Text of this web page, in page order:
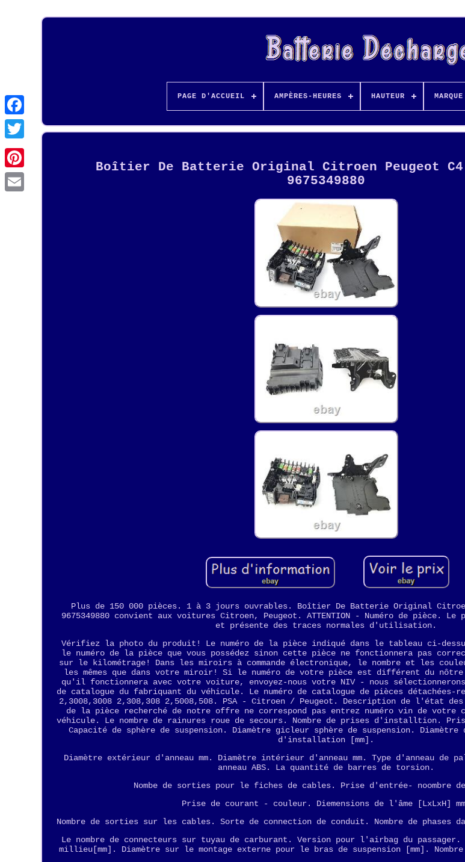
Pinterest
PAGE D'ACCUEIL AMPÈRES-HEURES HAUTEUR MARQUE
Boîtier De Batterie Original Citroen Peugeot C4
9675349880
Plus de 150 000 pièces. 1 à 3 jours ouvrables. Boîtier De Batterie Original Citroen
9675349880 convient aux voitures Citroen, Peugeot. ATTENTION - Numéro de pièce.
et présente des traces normales d'utilisation.
Vérifiez la photo du produit! Le numéro de la pièce indiqué dans le tableau ci-
le numéro de la pièce que vous possédez sinon cette pièce ne fonctionnera pas
sur le kilométrage! Dans les miroirs à commande électronique, le nombre et les
les mêmes que dans votre miroir! Si le numéro de votre pièce est différent du
qu'il fonctionnera avec votre voiture, envoyez-nous votre NIV - nous
de catalogue du fabriquant du véhicule. Le numéro de catalogue de pièces détachées-
2,3008,3008 2,308,308 2,5008,508. PSA - Citroen / Peugeot. Description de l'état des
de la pièce recherché de notre offre ne correspond pas entrez numéro vin de votre
véhicule. Le nombre de rainures roue de secours. Nombre de prises d'installtion.
Capacité de sphère de suspension. Diamètre gicleur sphère de suspension.
d'installation [mm].
Diamètre extérieur d'anneau mm. Diamètre intérieur d'anneau mm. Type d'anneau de
anneau ABS. La quantité de barres de torsion.
Nombe de sorties pour le fiches de cables. Prise d'entrée- noombre
Prise de courant - couleur. Diemensions de l'âme [LxLxH]
Nombre de sorties sur les cables. Sorte de connection de conduit. Nombre de
Le nombre de connecteurs sur tuyau de carburant. Version pour l'airbag du passager.
millieu[mm]. Diamètre sur le montage externe pour le bras de suspension [mm].